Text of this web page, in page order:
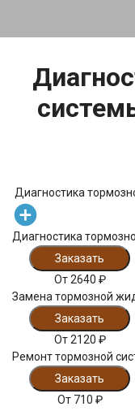
Диагностика
Диагностика
Заказать
От2640 ₽
Замена тормозной
Заказать
От2120 ₽
Ремонт тормозной
Заказать
От 710 ₽